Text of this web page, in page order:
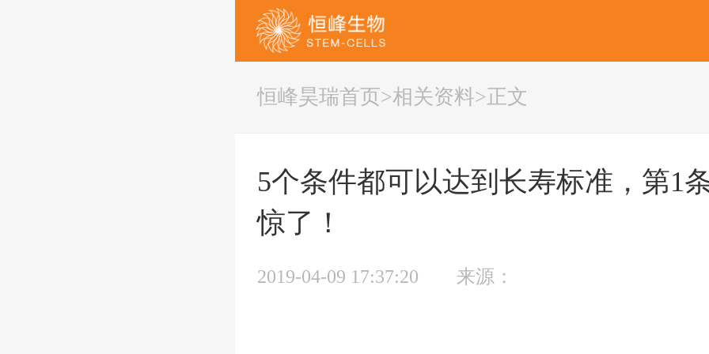
恒峰昊瑞首页>相关资料>正文
5个条件都可以达到长寿标准，第1
惊了！
2019-04-09 17:37:20 来源：